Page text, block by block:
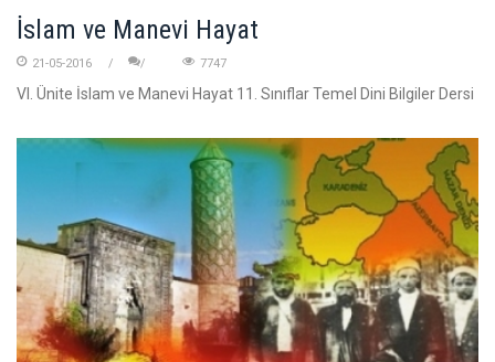
İslam ve Manevi Hayat
21-05-2016 7747
VI. Ünite İslam ve Manevi Hayat 11. Sınıflar Temel Dini Bilgiler Dersi